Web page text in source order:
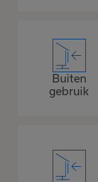
Buiten
gebruik